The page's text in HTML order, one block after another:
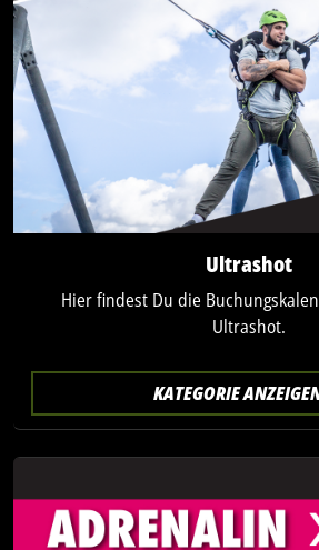
Ultrashot
Hier findest Du die
Ultrashot.
KATEGORIE